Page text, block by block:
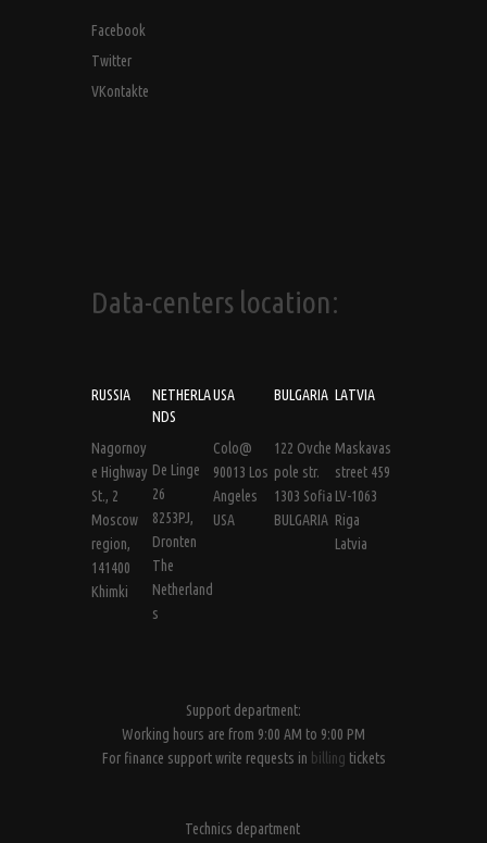
Facebook
Twitter
VKontakte
Data-centers location:
RUSSIA
Nagornoy
e Highway
St., 2
Moscow
region,
141400
Khimki
NETHERLA
NDS
De Linge
26
8253PJ,
Dronten
The
Netherland
s
USA
Colo@
90013 Los
Angeles
USA
BULGARIA
122 Ovche
pole str.
1303 Sofia
BULGARIA
LATVIA
Maskavas
street 459
LV-1063
Riga
Latvia
Support department:
Working hours are from 9:00 AM to 9:00 PM
For finance support write requests in billing tickets
Technics department